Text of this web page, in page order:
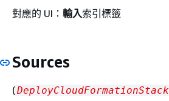
對應的 UI： 輸入索引標籤
Sources
(DeployCloudFormationStack